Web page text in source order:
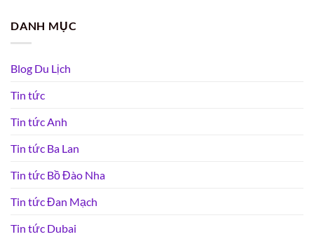
DANH MỤC
Blog Du Lịch
Tin tức
Tin tức Anh
Tin tức Ba Lan
Tin tức Bồ Đào Nha
Tin tức Đan Mạch
Tin tức Dubai